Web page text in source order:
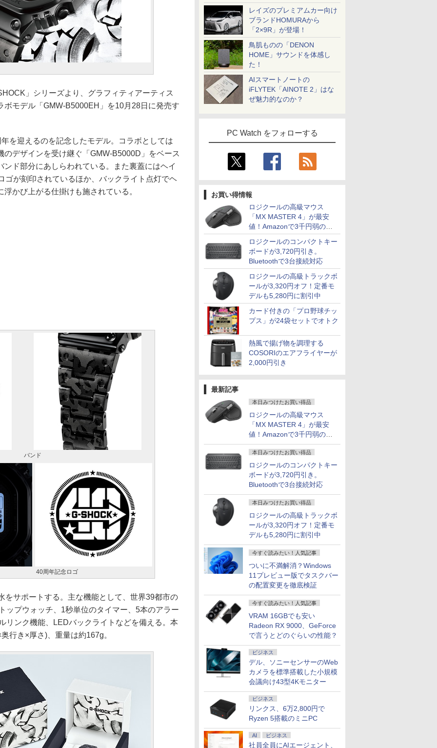
レイズのプレミアムカー向け
ブランドHOMURAから
「2×9R」が登場！
鳥肌ものの「DENON
HOME」サウンドを体感し
た！
AIスマートノートの
iFLYTEK「AINOTE 2」はな
ぜ魅力的なのか？
PC Watch をフォローする
お買い得情報
ロジクールの高級マウス
「MX MASTER 4」が最安
値！Amazonで3千円弱の割
引
ロジクールのコンパクトキー
ボードが3,720円引き。
Bluetoothで3台接続対応
ロジクールの高級トラックボ
ールが3,320円オフ！定番モ
デルも5,280円に割引中
カード付きの「プロ野球チッ
プス」が24袋セットでオトク
熱風で揚げ物を調理する
COSORIのエアフライヤーが
2,000円引き
最新記事
本日みつけたお買い得品
ロジクールの高級マウス
「MX MASTER 4」が最安
値！Amazonで3千円弱の割
引
本日みつけたお買い得品
ロジクールのコンパクトキー
ボードが3,720円引き。
Bluetoothで3台接続対応
本日みつけたお買い得品
ロジクールの高級トラックボ
ールが3,320円オフ！定番モ
デルも5,280円に割引中
今すぐ読みたい！人気記事
ついに不満解消？Windows
11プレビュー版でタスクバー
の配置変更を徹底検証
今すぐ読みたい！人気記事
VRAM 16GBでも安い
Radeon RX 9000、GeForce
で言うとどのぐらいの性能？
ビジネス
デル、ソニーセンサーのWeb
カメラを標準搭載した小規模
会議向け43型4Kモニター
ビジネス
リンクス、6万2,800円で
Ryzen 5搭載のミニPC
AI ビジネス
社員全員にAIエージェント、
」シリーズより、グラフィティアーティス
ボモデル「GMW-B5000EH」を10月28日に発売す
を迎えるのを記念したモデル。コラボとしては
デザインを受け継ぐ「GMW-B5000D」をベース
ド部分にあしらわれている。また裏蓋にはヘイ
ゴが刻印されているほか、バックライト点灯でヘ
かび上がる仕掛けも施されている。
バンド
40周年記念ロゴ
サポートする。主な機能として、世界39都市の
ップウォッチ、1秒単位のタイマー、5本のアラー
リンク機能、LEDバックライトなどを備える。本
行き×厚さ)、重量は約167g。